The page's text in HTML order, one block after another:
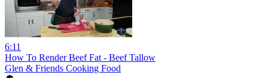
6:11
How To Render Beef Fat - Beef Tallow
Glen & Friends Cooking Food